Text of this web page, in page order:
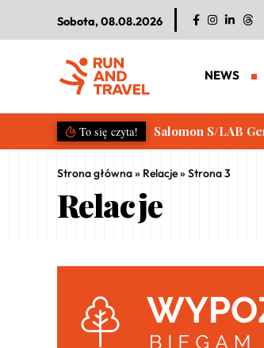
Sobota, 08.08.2026
NEWS
To się czyta! Salomon S/LAB
Strona główna» Relacje» Strona 3
Relacje